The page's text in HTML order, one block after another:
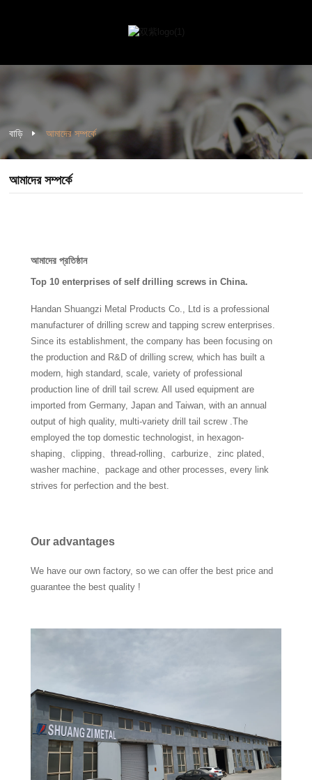
বাড়ি আমাদের সম্পর্কে
আমাদের সম্পর্কে
আমাদের প্রতিষ্ঠান
Top 10 enterprises of self drilling screws in China.
Handan Shuangzi Metal Products Co., Ltd is a professional
manufacturer of drilling screw and tapping screw enterprises.
Since its establishment, the company has been focusing on
the production and R&D of drilling screw, which has built a
modern, high standard, scale, variety of professional
production line of drill tail screw. All used equipment are
imported from Germany, Japan and Taiwan, with an annual
output of high quality, multi-variety drill tail screw .The
employed the top domestic technologist, in hexagon-
shaping、clipping、thread-rolling、carburize、zinc plated、
washer machine、package and other processes, every link
strives for perfection and the best.
Our advantages
We have our own factory, so we can offer the best price and
guarantee the best quality !